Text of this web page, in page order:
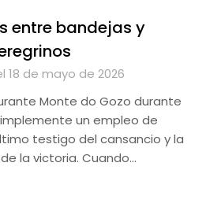
entre bandejas y
18 de mayo de 2026
Monte do Gozo durante
un empleo de
testigo del cansancio y la
la victoria. Cuando…